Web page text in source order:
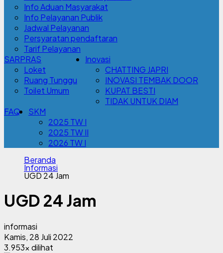
Info Aduan Masyarakat
Info Pelayanan Publik
Jadwal Pelayanan
Persyaratan pendaftaran
Tarif Pelayanan
SARPRAS
Loket
Ruang Tunggu
Toilet Umum
Inovasi
CHATTING JAPRI
INOVASI TEMBAK DOOR
KUPAT BESTI
TIDAK UNTUK DIAM
FAQ
SKM
2025 TW I
2025 TW II
2026 TW I
Beranda
Informasi
UGD 24 Jam
UGD 24 Jam
informasi
Kamis, 28 Juli 2022
3.953x dilihat